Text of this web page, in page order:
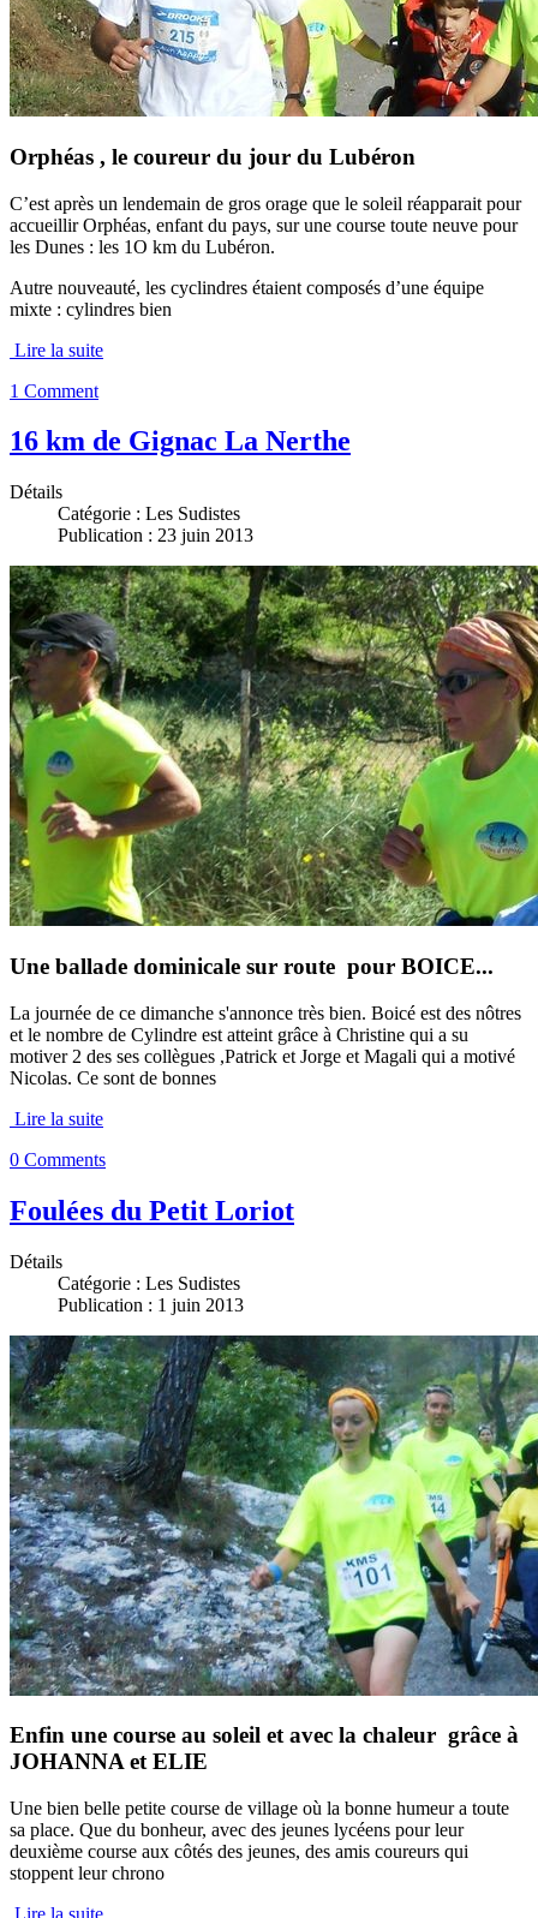
Orphéas , le coureur du jour du Lubéron
C’est après un lendemain de gros orage que le soleil réapparait pour
accueillir Orphéas, enfant du pays, sur une course toute neuve pour
les Dunes : les 1O km du Lubéron.
Autre nouveauté, les cyclindres étaient composés d’une équipe
mixte : cylindres bien
Lire la suite
1 Comment
16 km de Gignac La Nerthe
Détails
Catégorie : Les Sudistes
Publication : 23 juin 2013
Une ballade dominicale sur route pour BOICE...
La journée de ce dimanche s'annonce très bien. Boicé est des nôtres
et le nombre de Cylindre est atteint grâce à Christine qui a su
motiver 2 des ses collègues ,Patrick et Jorge et Magali qui a motivé
Nicolas. Ce sont de bonnes
Lire la suite
0 Comments
Foulées du Petit Loriot
Détails
Catégorie : Les Sudistes
Publication : 1 juin 2013
Enfin une course au soleil et avec la chaleur grâce à
JOHANNA et ELIE
Une bien belle petite course de village où la bonne humeur a toute
sa place. Que du bonheur, avec des jeunes lycéens pour leur
deuxième course aux côtés des jeunes, des amis coureurs qui
stoppent leur chrono
Lire la suite